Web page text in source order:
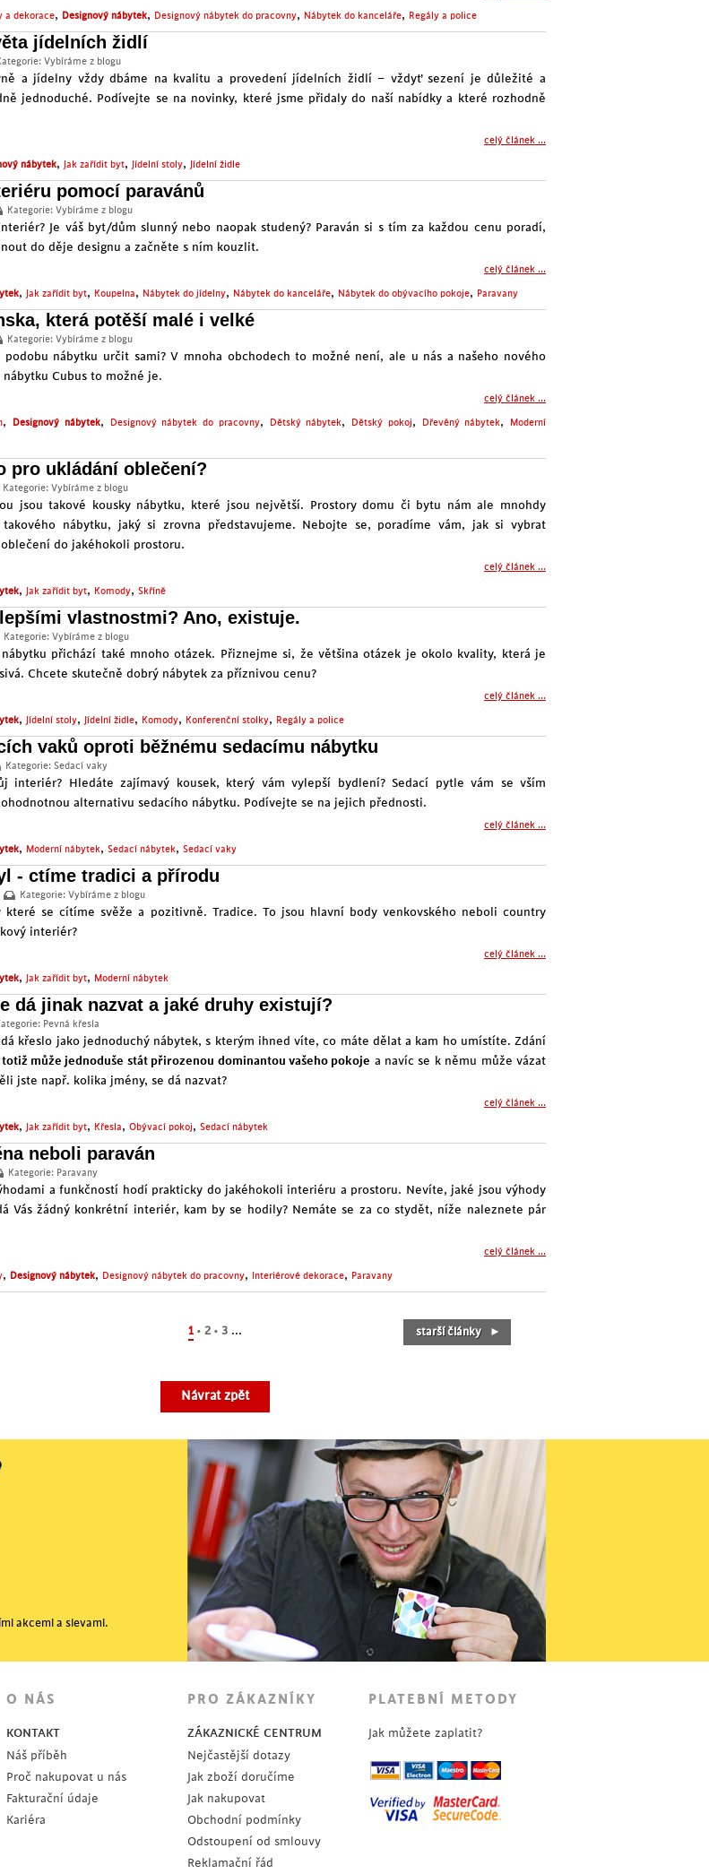
a dekorace, Designový nábytek, Designový nábytek do pracovny, Nábytek do kanceláře, Regály a police
jídelních židlí
Vybíráme z blogu
a jídelny vždy dbáme na kvalitu a provedení jídelních židlí – vždyť sezení je důležité a
jednoduché. Podívejte se na novinky, které jsme přidaly do naší nabídky a které rozhodně
celý článek ...
nábytek, Jak zařídit byt, Jídelní stoly, Jídelní židle
pomocí paravánů
Kategorie: Vybíráme z blogu
Je váš byt/dům slunný nebo naopak studený? Paraván si s tím za každou cenu poradí,
do děje designu a začněte s ním kouzlit.
celý článek ...
, Jak zařídit byt, Koupelna, Nábytek do jídelny, Nábytek do kanceláře, Nábytek do obývacího pokoje, Paravany
která potěší malé i velké
Kategorie: Vybíráme z blogu
podobu nábytku určit sami? V mnoha obchodech to možné není, ale u nás a našeho nového
nábytku Cubus to možné je.
celý článek ...
, Designový nábytek, Designový nábytek do pracovny, Dětský nábytek, Dětský pokoj, Dřevěný nábytek,
Moderní
pro ukládání oblečení?
Kategorie: Vybíráme z blogu
jsou takové kousky nábytku, které jsou největší. Prostory domu či bytu nám ale mnohdy
nábytku, jaký si zrovna představujeme. Nebojte se, poradíme vám, jak si vybrat
do jakéhokoli prostoru.
celý článek ...
, Jak zařídit byt, Komody, Skříně
vlastnostmi? Ano, existuje.
Kategorie: Vybíráme z blogu
přichází také mnoho otázek. Přiznejme si, že většina otázek je okolo kvality, která je
Chcete skutečně dobrý nábytek za příznivou cenu?
celý článek ...
, Jídelní stoly, Jídelní židle, Komody, Konferenční stolky, Regály a police
vaků oproti běžnému sedacímu nábytku
Kategorie: Sedací vaky
interiér? Hledáte zajímavý kousek, který vám vylepší bydlení? Sedací pytle vám se vším
alternativu sedacího nábytku. Podívejte se na jejich přednosti.
celý článek ...
, Moderní nábytek, Sedací nábytek, Sedací vaky
- ctíme tradici a přírodu
Kategorie: Vybíráme z blogu
které se cítíme svěže a pozitivně. Tradice. To jsou hlavní body venkovského neboli country
interiér?
celý článek ...
, Jak zařídit byt, Moderní nábytek
dá jinak nazvat a jaké druhy existují?
Pevná křesla
křeslo jako jednoduchý nábytek, s kterým ihned víte, co máte dělat a kam ho umístíte. Zdání
totiž může jednoduše stát přirozenou dominantou vašeho pokoje a navíc se k němu může vázat
jste např. kolika jmény, se dá nazvat?
celý článek ...
, Jak zařídit byt, Křesla, Obývací pokoj, Sedací nábytek
neboli paraván
Kategorie: Paravany
a funkčností hodí prakticky do jakéhokoli interiéru a prostoru. Nevíte, jaké jsou výhody
Vás žádný konkrétní interiér, kam by se hodily? Nemáte se za co stydět, níže naleznete pár
celý článek ...
, Designový nábytek, Designový nábytek do pracovny, Interiérové dekorace, Paravany
1 2 3... starší články►
Návrat zpět
akcemi a slevami.
O NÁS
KONTAKT
Náš příběh
Proč nakupovat u nás
Fakturační údaje
Kariéra
PRO ZÁKAZNÍKY
ZÁKAZNICKÉ CENTRUM
Nejčastější dotazy
Jak zboží doručíme
Jak nakupovat
Obchodní podmínky
Odstoupení od smlouvy
Reklamační řád
PLATEBNÍ METODY
Jak můžete zaplatit?